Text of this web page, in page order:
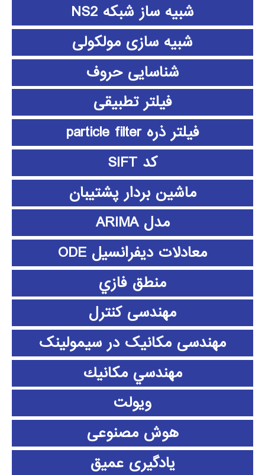
شبیه ساز شبکه NS2
شبیه سازی مولکولی
شناسایی حروف
فیلتر تطبیقی
فیلتر ذره particle filter
کد SIFT
ماشین بردار پشتیبان
مدل ARIMA
معادلات دیفرانسیل ODE
منطق فازي
مهندسی کنترل
مهندسی مکانیک در سیمولینک
مهندسي مكانيك
ویولت
هوش مصنوعی
یادگیری عمیق